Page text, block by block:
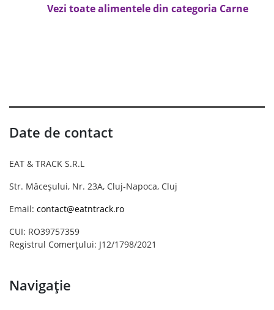
Vezi toate alimentele din categoria Carne
Date de contact
EAT & TRACK S.R.L
Str. Măceșului, Nr. 23A, Cluj-Napoca, Cluj
Email: contact@eatntrack.ro
CUI: RO39757359
Registrul Comerțului: J12/1798/2021
Navigație